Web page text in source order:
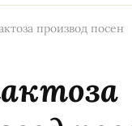
производ посен